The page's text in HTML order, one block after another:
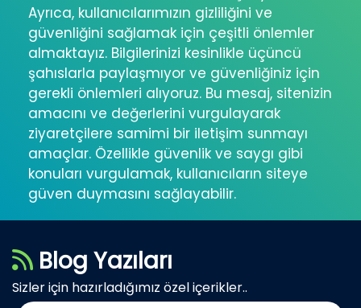
Ayrıca, kullanıcılarımızın gizliliğini ve
güvenliğini sağlamak için çeşitli önlemler
almaktayız. Bilgilerinizi kesinlikle üçüncü
şahıslarla paylaşmıyor ve güvenliğiniz için
gerekli önlemleri alıyoruz. Bu mesaj, sitenizin
amacını ve değerlerini vurgulayarak
ziyaretçilere samimi bir iletişim sunmayı
amaçlar. Özellikle güvenlik ve saygı gibi
konuları vurgulamak, kullanıcıların siteye
güven duymasını sağlayabilir.
Blog Yazıları
Sizler için hazırladığımız özel içerikler..